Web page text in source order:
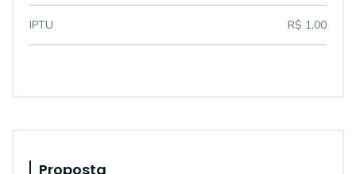
IPTU R$ 1,00
Proposta